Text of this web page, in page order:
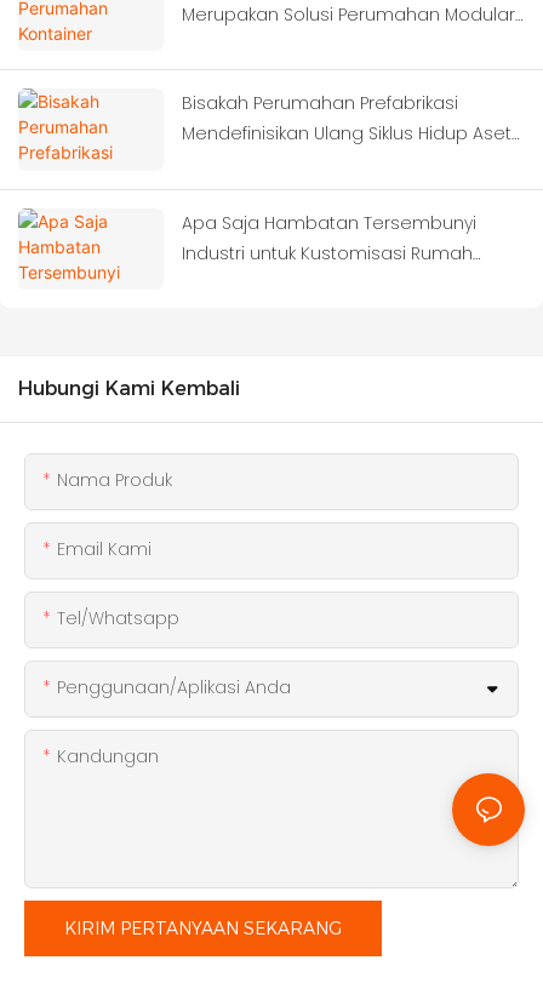
Merupakan Solusi Perumahan Modular
Lokasi Konstruksi?
Bisakah Perumahan Prefabrikasi
Mendefinisikan Ulang Siklus Hidup Aset
Apa Saja Hambatan Tersembunyi
Industri untuk Kustomisasi Rumah
Hubungi Kami Kembali
Nama Produk
Email Kami
Tel/whatsapp
Penggunaan/Aplikasi Anda
Kandungan
KIRIM PERTANYAAN SEKARANG